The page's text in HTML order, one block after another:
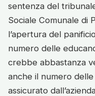
sentenza del
Sociale Comunale di
l’apertura del
numero delle
crebbe abbastanza
anche il numero
assicurato